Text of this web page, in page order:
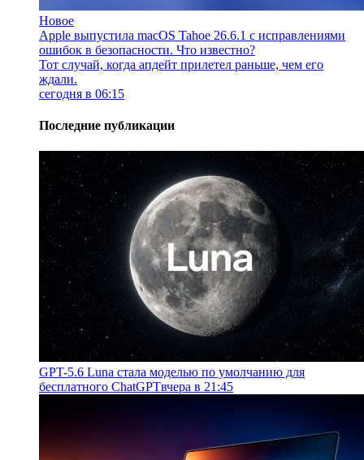
Новое
Apple выпустила macOS Tahoe 26.6.1 с исправлениями
ошибок в безопасности. Что известно?
Тот случай, когда апдейт прилетел раньше, чем его
ждали.
сегодня в 06:15
Последние публикации
GPT-5.6 Luna стала моделью по умолчанию для
бесплатного ChatGPTвчера в 21:45